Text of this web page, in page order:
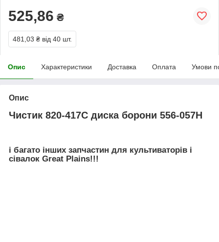
525,86 ₴
481,03 ₴ від 40 шт.
Опис Характеристики Доставка Оплата Умови
Опис
Чистик 820-417C диска борони 556-057H
і багато інших запчастин для культиваторів і
сівалок Great Plains!!!